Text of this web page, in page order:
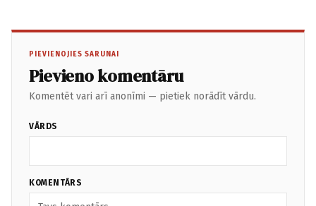
PIEVIENOJIES SARUNAI
Pievieno komentāru
Komentēt vari arī anonīmi — pietiek norādīt vārdu.
VĀRDS
KOMENTĀRS